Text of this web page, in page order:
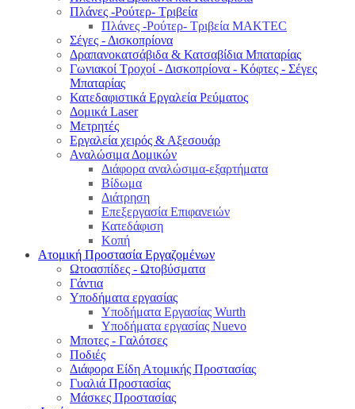
Πλάνες -Ρούτερ- Τριβεία
Πλάνες -Ρούτερ- Τριβεία MAKTEC
Σέγες - Δισκοπρίονα
Δραπανοκατσάβιδα & Κατσαβίδια Μπαταρίας
Γωνιακοί Τροχοί - Δισκοπρίονα - Κόφτες - Σέγες
Μπαταρίας
Κατεδαφιστικά Εργαλεία Ρεύματος
Δομικά Laser
Μετρητές
Εργαλεία χειρός & Αξεσουάρ
Αναλώσιμα Δομικών
Διάφορα αναλώσιμα-εξαρτήματα
Βίδωμα
Διάτρηση
Επεξεργασία Επιφανειών
Κατεδάφιση
Κοπή
Ατομική Προστασία Εργαζομένων
Ωτοασπίδες - Ωτοβύσματα
Γάντια
Υποδήματα εργασίας
Υποδήματα Εργασίας Wurth
Υποδήματα εργασίας Nuevo
Μποτες - Γαλότσες
Ποδιές
Διάφορα Είδη Ατομικής Προστασίας
Γυαλιά Προστασίας
Μάσκες Προστασίας